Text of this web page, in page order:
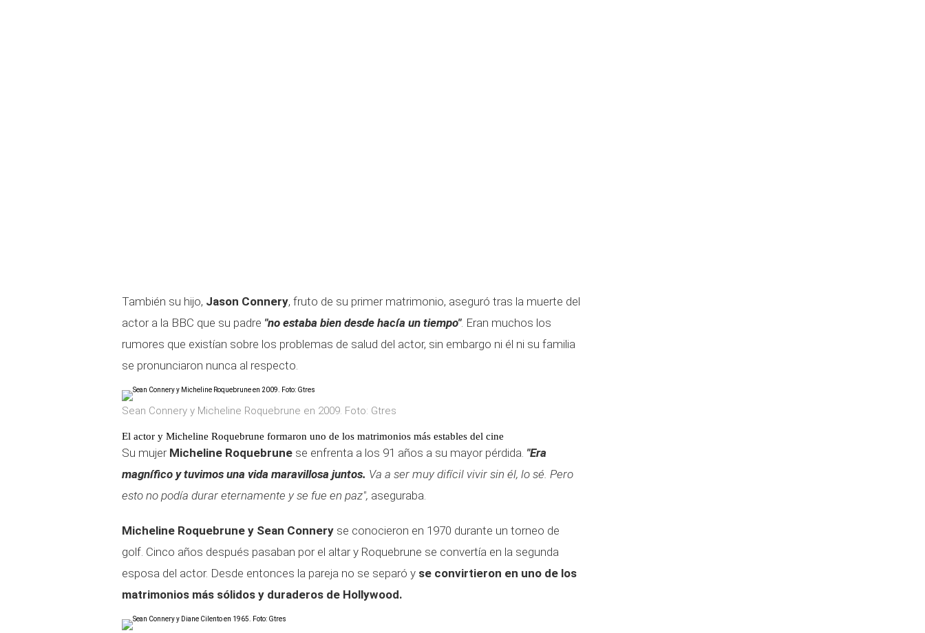
También su hijo, Jason Connery, fruto de su primer matrimonio, aseguró tras la muerte del
actor a la BBC que su padre "no estaba bien desde hacía un tiempo". Eran muchos los
rumores que existían sobre los problemas de salud del actor, sin embargo ni él ni su familia
se pronunciaron nunca al respecto.
Sean Connery y Micheline Roquebrune en 2009. Foto: Gtres
El actor y Micheline Roquebrune formaron uno de los matrimonios más estables del cine
Su mujer Micheline Roquebrune se enfrenta a los 91 años a su mayor pérdida. "Era
magnífico y tuvimos una vida maravillosa juntos. Va a ser muy difícil vivir sin él, lo sé. Pero
esto no podía durar eternamente y se fue en paz", aseguraba.
Micheline Roquebrune y Sean Connery se conocieron en 1970 durante un torneo de
golf. Cinco años después pasaban por el altar y Roquebrune se convertía en la segunda
esposa del actor. Desde entonces la pareja no se separó y se convirtieron en uno de los
matrimonios más sólidos y duraderos de Hollywood.